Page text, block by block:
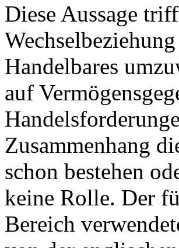
Diese Aussage
Handelbares
auf
Zusammenhang
schon bestehen
keine Rolle. Der
Bereich